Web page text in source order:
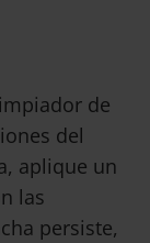
de
del
aplique un
las
persiste,